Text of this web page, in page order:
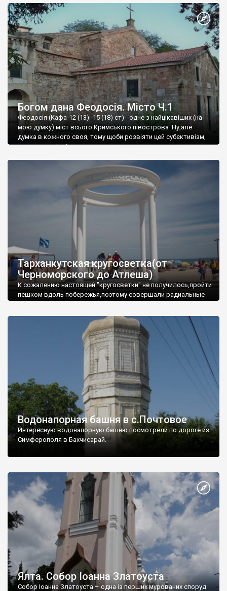
Богом дана Феодосія. Місто Ч.1
Феодосія (Кафа-12 (13) -15 (18) ст) - одне з найцікавіших (на
мою думку) міст всього Кримського півострова .Ну,але
думка в кожного своя, тому щоби розвіяти цей субєктивізм,
запрошую відвідати це
Тарханкутская кругосветка(от
Черноморского до Атлеша)
К сожалению настоящей "кругосветки" не получилось,пройти
пешком вдоль побережья,поэтому совершали радиальные
Водонапорная башня в с.Почтовое
Интересную водонапорную башню посмотрели по дороге из
Симферополя в Бахчисарай.
Ялта. Собор Іоанна Златоуста
Собор Іоанна Златоуста – одна із перших мурованих споруд